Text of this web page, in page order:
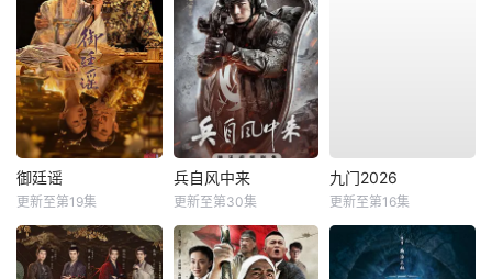
御廷谣
更新至第19集
兵自风中来
更新至第30集
九门2026
更新至第16集